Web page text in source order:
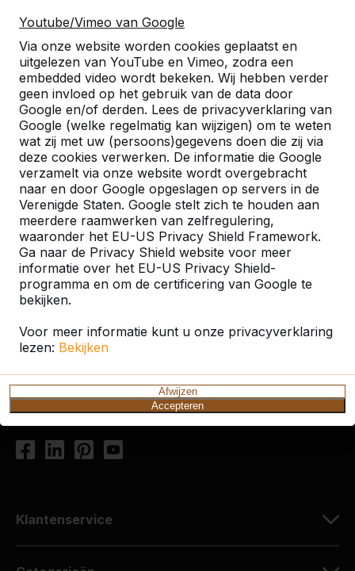
Youtube/Vimeo van Google
Via onze website worden cookies geplaatst en
uitgelezen van YouTube en Vimeo, zodra een
embedded video wordt bekeken. Wij hebben verder
geen invloed op het gebruik van de data door
Google en/of derden. Lees de privacyverklaring van
Google (welke regelmatig kan wijzigen) om te weten
wat zij met uw (persoons)gegevens doen die zij via
deze cookies verwerken. De informatie die Google
verzamelt via onze website wordt overgebracht
naar en door Google opgeslagen op servers in de
Verenigde Staten. Google stelt zich te houden aan
meerdere raamwerken van zelfregulering,
waaronder het EU-US Privacy Shield Framework.
Ga naar de Privacy Shield website voor meer
informatie over het EU-US Privacy Shield-
programma en om de certificering van Google te
bekijken.
Voor meer informatie kunt u onze privacyverklaring
lezen: Bekijken
Afwijzen
Accepteren
Zie ook
Den
Hout
Drimmelen
Hooge
Zwaluwe
Oosterhout Terheijden
Contact
HeBlad Nederland
5527 LC Hapert
Nederland
+31 (0)497 - 36.08.08
info@HeBlad.com
Klantenservice